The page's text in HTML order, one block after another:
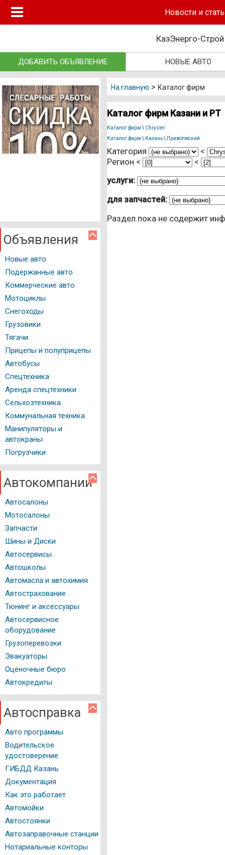
Новости и
КазЭнерго-
ДОБАВИТЬ ОБЪЯВЛЕНИЕ НОВЫЕ АВТО
Объявления
Новые авто
Подержанные авто
Коммерческие авто
Мотоциклы
Снегоходы
Грузовики
Тягачи
Прицепы и полуприцепы
Автобусы
Спецтехника
Аренда спецтехники
Сельхозтехника
Коммунальная техника
Манипуляторы и
автокраны
Погрузчики
Автокомпании
Автосалоны
Мотосалоны
Запчасти
Шины и Диски
Автосервисы
Автошколы
Автомасла и автохимия
Автострахование
Тюнинг и аксессуары
Автосервисное
оборудование
Грузоперевозки
Эвакуаторы
Оценочные бюро
Автокредиты
Автосправка
Авто программы
Водительское
удостоверение
ГИБДД Казань
Документация
Как это работает
Автомойки
Автостоянки
Автозаправочные станции
Нотариальные конторы
На главную > Каталог фирм
Каталог фирм Казани и РТ
Каталог фирм \ Chrysler
Каталог фирм \ Казань\ Приволжский
Категория
<
Регион <
<
услуги:
для запчастей:
Раздел пока не содержит
Новые авто
Автосалоны
Запчасти
Автосервисы
Автошколы
Автострахование
Грузоперевозки
Независимая экспертиза
Автокредиты
Авто программы
Водительское удостоверение
ГИБДД Казань
Документация
Как это работает
Автомойки
Автостоянки
Автозаправочные станции
Нотариальные конторы
Регистрация ТС
Техосмотр
Мед. справка
Справочник мотоциклиста
История автомобиля
Авторейтинги
Тест драйвы
Полезные советы
Фото и Видео